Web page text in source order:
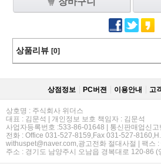
상품리뷰 [0]
상점정보 PC버젼 이용안내 고
상호명 : 주식회사 위더스
대표 : 김문석 | 개인정보 보호 책임자 : 김문석
사업자등록번호 :533-86-01648 | 통신판매업신
전화 : Office 031-527-8159,Fax 031-527-
withuspet@naver.com,광고전화 절대사절 | 팩스
주소 : 경기도 남양주시 오남읍 경복대로 120-86 (